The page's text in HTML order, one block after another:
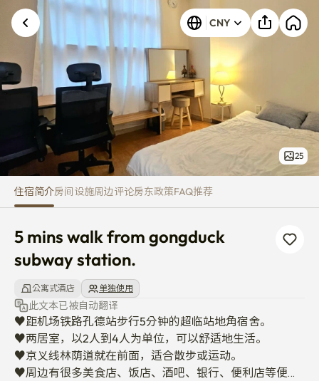
5 mins walk from gongduck
CNY
25
住宿简介房间设施周边评论房东政策FAQ推荐
5 mins walk from gongduck
subway station.
公寓式酒店 单独使用
此文本已被自动翻译
♥️距机场铁路孔德站步行5分钟的超临站地角宿舍。
♥️两居室，以2人到4人为单位，可以舒适地生活。
♥️京义线林荫道就在前面，适合散步或运动。
♥️周边有很多美食店、饭店、酒吧、银行、便利店等便利